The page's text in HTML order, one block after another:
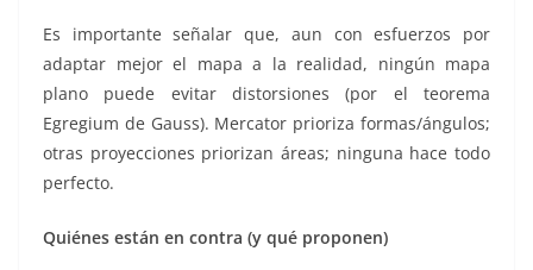
Es importante señalar que, aun con esfuerzos por
adaptar mejor el mapa a la realidad, ningún mapa
plano puede evitar distorsiones (por el teorema
Egregium de Gauss). Mercator prioriza formas/ángulos;
otras proyecciones priorizan áreas; ninguna hace todo
perfecto.
Quiénes están en contra (y qué proponen)